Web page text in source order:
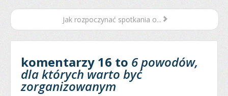
Jak rozpoczynać spotkania o...
komentarzy 16 to 6 powodów,
dla których warto być
zorganizowanym